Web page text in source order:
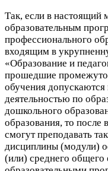
Так, если в настоящий
образовательным
профессионального
входящим в
«Образование и
прошедшие
обучения допускаются
деятельностью по
дошкольного
образования, то после
смогут преподавать
дисциплины (модули)
(или) среднего общего